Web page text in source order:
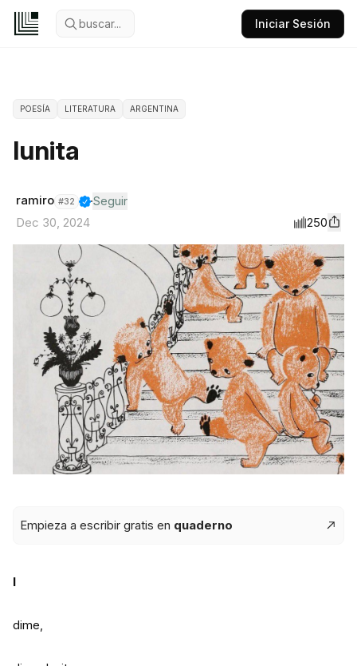
buscar... Iniciar Sesión
POESÍA LITERATURA ARGENTINA
lunita
ramiro #32
Seguir
Dec 30, 2024
250
Empieza a escribir gratis en quaderno
I
dime,